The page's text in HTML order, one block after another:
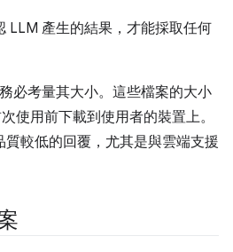
LLM 產生的結果，才能採取任何
必考量其大小。這些檔案的大小
使用前下載到使用者的裝置上。
較低的回覆，尤其是與雲端支援